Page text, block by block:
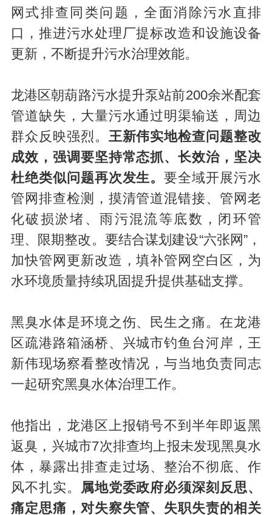
网式排查同类问题，全面消除污水直排
口，推进污水处理厂提标改造和设施设备
更新，不断提升污水治理效能。
龙港区朝葫路污水提升泵站前200余米配套
管道缺失，大量污水通过明渠输送，周边
群众反映强烈。 王新伟实地检查问题整改
成效，强调要坚持常态抓、长效治，坚决
杜绝类似问题再次发生。要全域开展污水
管网排查检测，摸清管道混错接、管网老
化破损淤堵、雨污混流等底数，闭环管
理、限期整改。要结合谋划建设“六张网”，
加快管网更新改造，填补管网空白区，为
水环境质量持续巩固提升提供基础支撑。
黑臭水体是环境之伤、民生之痛。在龙港
区疏港路箱涵桥、兴城市钓鱼台河岸，王
新伟现场察看整改情况，与当地负责同志
一起研究黑臭水体治理工作。
他指出，龙港区上报销号不到半年即返黑
返臭，兴城市7次排查均上报未发现黑臭水
体，暴露出排查走过场、整治不彻底、作
风不扎实。
属地党委政府必须深刻反思、
痛定思痛，对失察失管、失职失责的相关